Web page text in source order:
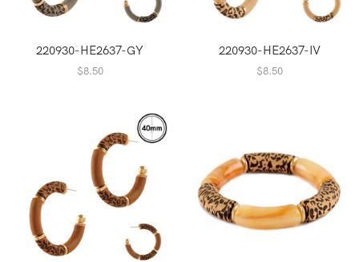
220930-HE2637-GY
$8.50
220930-HE2637-IV
$8.50